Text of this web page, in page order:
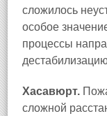
cложилось
особое
процессы
Хасавюрт.
сложной